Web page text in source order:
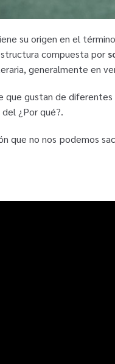
su origen en el
compuesta por
generalmente en
que gustan de
¿Por qué?.
que no nos podemos